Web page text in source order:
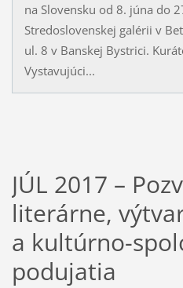
na Slovensku od 8. júna do
Stredoslovenskej galérii v
ul. 8 v Banskej Bystrici.
Vystavujúci...
JÚL 2017 –
literárne,
a kultúrno-
podujatia